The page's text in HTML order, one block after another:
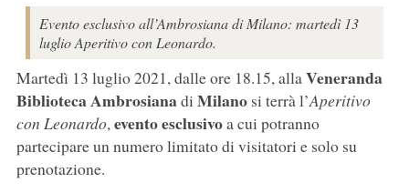
Evento esclusivo all’Ambrosiana di Milano: martedì 13
luglio Aperitivo con Leonardo.
Martedì 13 luglio 2021, dalle ore 18.15, allaVeneranda
Biblioteca Ambrosianadi Milanosi terrà l’Aperitivo
con Leonardo,evento esclusivoa cui potranno
partecipare un numero limitato di visitatori e solo su
prenotazione.